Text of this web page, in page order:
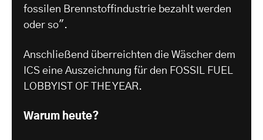
fossilen Brennstoffindustrie bezahlt werden
oder so".
Anschließend überreichten die Wäscher dem
ICS eine Auszeichnung für den FOSSIL FUEL
LOBBYIST OF THE YEAR.
Warum heute?